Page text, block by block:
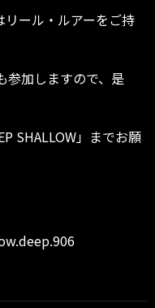
ール・ルアーをご持
参加しますので、是
SHALLOW」までお願